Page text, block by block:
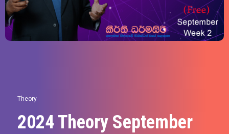
Theory
2024 Theory September